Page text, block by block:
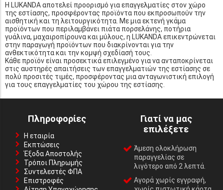
Η LUKANDA αποτελεί προορισμό για επαγγελματίες στον χώρο
της εστίασης, προσφέροντας προϊόντα που εκπροσωπούν την
αισθητική και τη λειτουργικότητα. Με μια εκτενή γκάμα
προϊόντων που περιλαμβάνει πιάτα πορσελάνης, ποτήρια
γυάλινα, μαχαιροπίρουνα και μύλους, η LUKANDA επικεντρώνεται
στην παραγωγή προϊόντων που διακρίνονται για την
ανθεκτικότητα και την κομψή σχεδίασή τους.
Κάθε προϊόν είναι προσεκτικά επιλεγμένο για να ανταποκρίνεται
στις αυστηρές απαιτήσεις των επαγγελματιών της εστίασης σε
πολύ προσιτές τιμές, προσφέροντας μια ανταγωνιστική επιλογή
για τους επαγγελματίες του χώρου της εστίασης.
Πληροφορίες
Η εταιρία
Εκπτώσεις
Έξοδα Αποστολής
Τρόποι Πληρωμής
Συντελεστές ΦΠΑ
Επιστροφές
Γιατί να μας
επιλέξετε
Άμεση ολοκλήρωση
παραγγελίας σε
λιγότερο από 2 λεπτά.
Αγορά χωρίς εγγραφή,